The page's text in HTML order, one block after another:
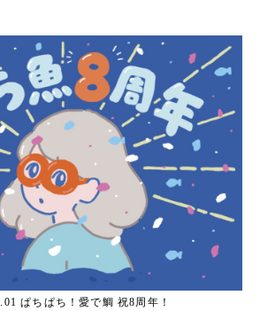
ぱちぱち！愛で鯛 祝8周年！